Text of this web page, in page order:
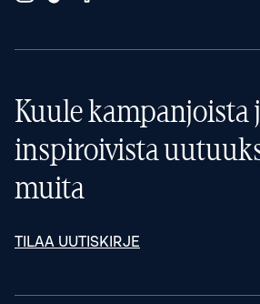
Kuule kampanjoista
inspiroivista
muita
TILAA UUTISKIRJE